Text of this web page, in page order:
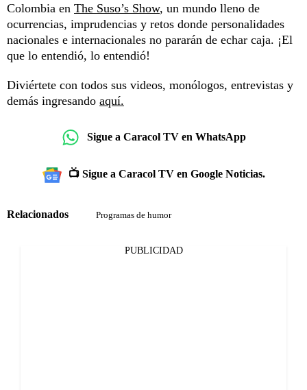
Colombia en The Suso’s Show, un mundo lleno de
ocurrencias, imprudencias y retos donde personalidades
nacionales e internacionales no pararán de echar caja. ¡El
que lo entendió, lo entendió!
Diviértete con todos sus videos, monólogos, entrevistas y
demás ingresando aquí.
Sigue a Caracol TV en WhatsApp
📺 Sigue a Caracol TV en Google Noticias.
Relacionados Programas de humor
PUBLICIDAD